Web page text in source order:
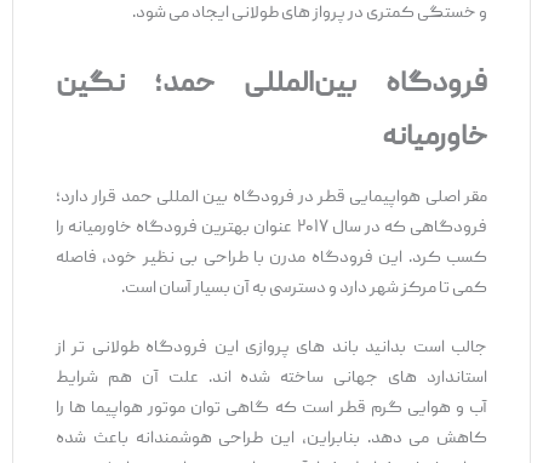
و خستگی کمتری در پرواز های طولانی ایجاد می ‌شود.
فرودگاه بین‌المللی حمد؛ نگین
خاورمیانه
مقر اصلی هواپیمایی قطر در فرودگاه بین ‌المللی حمد قرار دارد؛
فرودگاهی که در سال ۲۰۱۷ عنوان بهترین فرودگاه خاورمیانه را
کسب کرد. این فرودگاه مدرن با طراحی بی ‌نظیر خود، فاصله
کمی تا مرکز شهر دارد و دسترسی به آن بسیار آسان است.
جالب است بدانید باند های پروازی این فرودگاه طولانی ‌تر از
استاندارد های جهانی ساخته شده ‌اند. علت آن هم شرایط
آب‌ و هوایی گرم قطر است که گاهی توان موتور هواپیما ها را
کاهش می‌ دهد. بنابراین، این طراحی هوشمندانه باعث شده